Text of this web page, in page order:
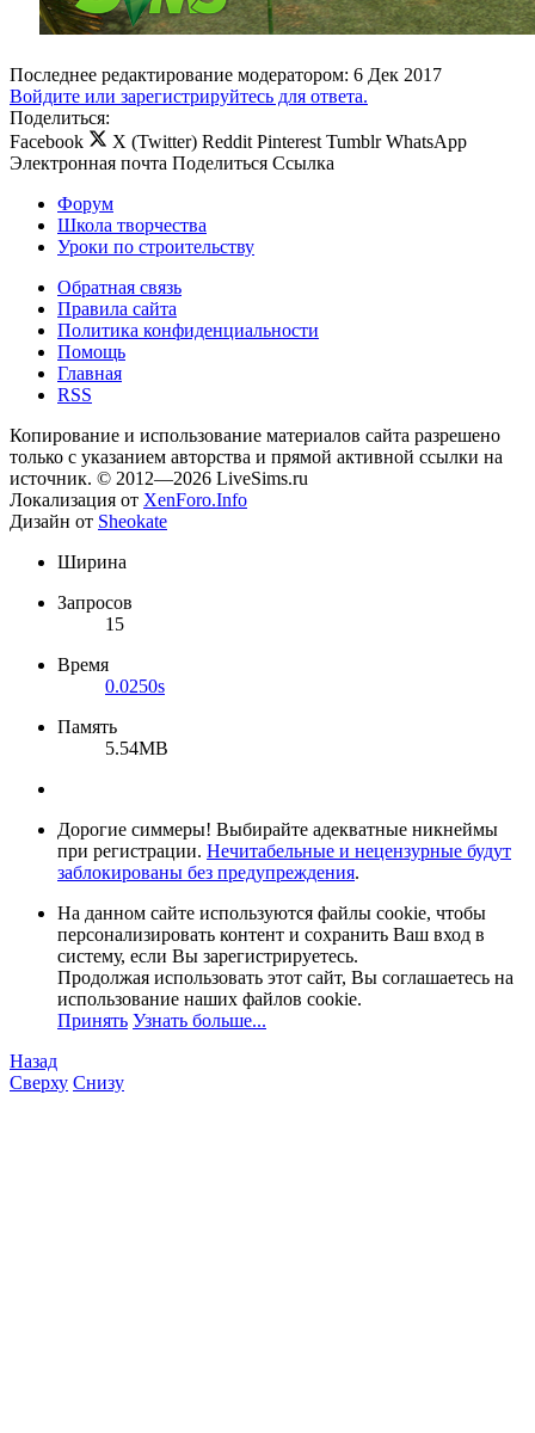
Последнее редактирование модератором: 6 Дек 2017
Войдите или зарегистрируйтесь для ответа.
Поделиться:
Facebook
X (Twitter) Reddit Pinterest Tumblr WhatsApp
Электронная почта Поделиться Ссылка
Форум
Школа творчества
Уроки по строительству
Обратная связь
Правила сайта
Политика конфиденциальности
Помощь
Главная
RSS
Копирование и использование материалов сайта разрешено
только с указанием авторства и прямой активной ссылки на
источник. © 2012—2026 LiveSims.ru
Локализация от XenForo.Info
Дизайн от Sheokate
Ширина
Запросов
15
Время
0.0250s
Память
5.54MB
Дорогие симмеры! Выбирайте адекватные никнеймы
при регистрации. Нечитабельные и нецензурные будут
заблокированы без предупреждения.
На данном сайте используются файлы cookie, чтобы
персонализировать контент и сохранить Ваш вход в
систему, если Вы зарегистрируетесь.
Продолжая использовать этот сайт, Вы соглашаетесь на
использование наших файлов cookie.
Принять Узнать больше...
Назад
Сверху Снизу